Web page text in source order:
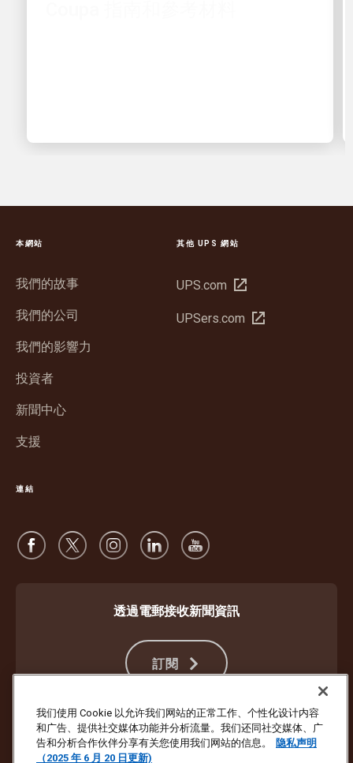
本網站
我們的故事
我們的公司
我們的影響力
投資者
新聞中心
支援
其他 UPS 網站
UPS.com 在
視
UPSers.com 在
連結
透過電郵接收新聞資訊
訂閱
防止詐騙 服務條款及細則 網站使用條款 私隱聲明 Cookie 設定
我们使用 Cookie 以允许我们网站的正常工作、个性化设计内容
和广告、提供社交媒体功能并分析流量。我们还同社交媒体、广
告和分析合作伙伴分享有关您使用我们网站的信息。
隐私声明
（2025 年 6 月 20 日更新)